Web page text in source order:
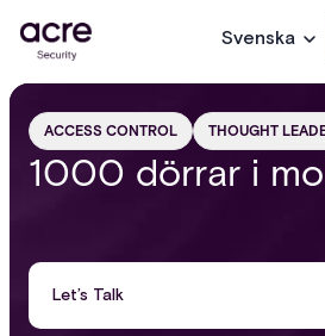
Svenska
ACCESS CONTROL THOUGHT
1000 dörrar i
Let’s Talk